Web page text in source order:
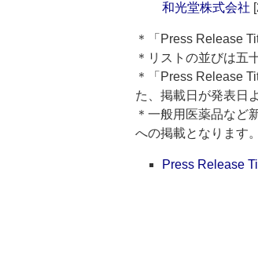
和光堂株式会社
＊「Press Release
＊リストの並びは五
＊「Press Release
た、掲載日が発表日
＊一般用医薬品など
への掲載となります。
Press Release